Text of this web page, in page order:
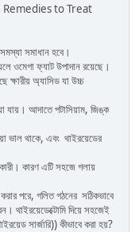
Remedies to Treat
সমাধান হবে।
ওমেগা ফ্যাট উপাদান রয়েছে।
ক্ষারীয় অ্যাসিড যা উচ্চ
যায়। আদাতে পটাসিয়াম, জিঙ্ক
ভাল থাকে, এবং থাইরয়েডের
কারণ এটি সহজে গলায়
পরে, গলিত গঠনের সঠিকভাবে
থাইরয়েডেক্টোমি দিয়ে সহজেই
সার্জারি)) কীভাবে করা হয়?